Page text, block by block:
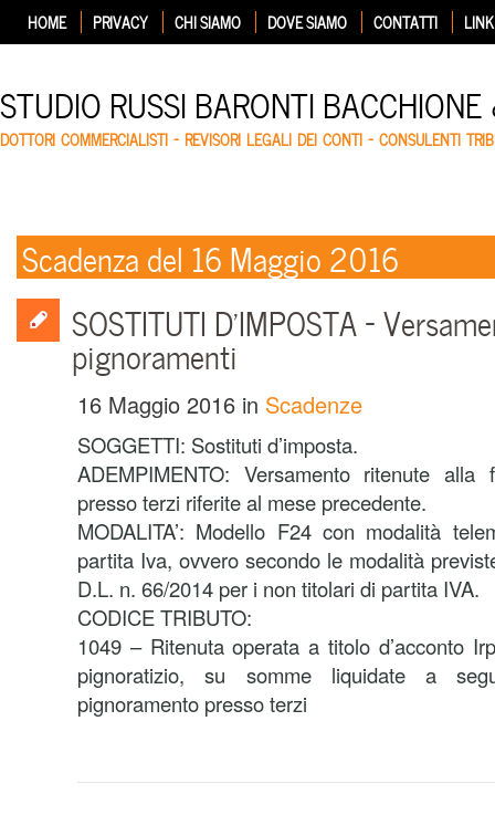
HOME PRIVACY CHI SIAMO DOVE SIAMO CONTATTI LINK
STUDIO RUSSI BARONTI
DOTTORI COMMERCIALISTI – REVISORI LEGALI DEI CONTI – CONSULENTI
Scadenza del 16 Maggio 2016
SOSTITUTI D’IMPOSTA –
pignoramenti
16 Maggio 2016 in Scadenze
SOGGETTI: Sostituti d’imposta.
ADEMPIMENTO: Versamento ritenute alla
presso terzi riferite al mese precedente.
MODALITA’: Modello F24 con modalità
partita Iva, ovvero secondo le modalità
D.L. n. 66/2014 per i non titolari di partita IVA.
CODICE TRIBUTO:
1049 – Ritenuta operata a titolo d’acconto
pignoratizio, su somme liquidate a
pignoramento presso terzi